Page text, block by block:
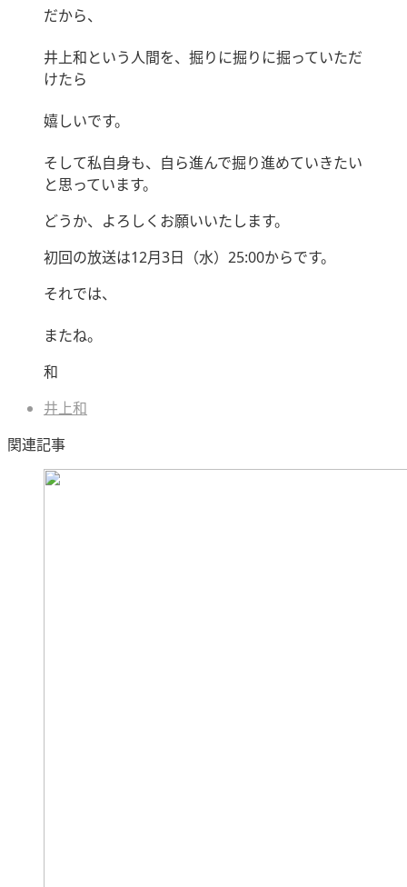
だから、
井上和という人間を、掘りに掘りに掘っていただ
けたら
嬉しいです。
そして私自身も、自ら進んで掘り進めていきたい
と思っています。
どうか、よろしくお願いいたします。
初回の放送は12月3日（水）25:00からです。
それでは、
またね。
和
井上和
関連記事